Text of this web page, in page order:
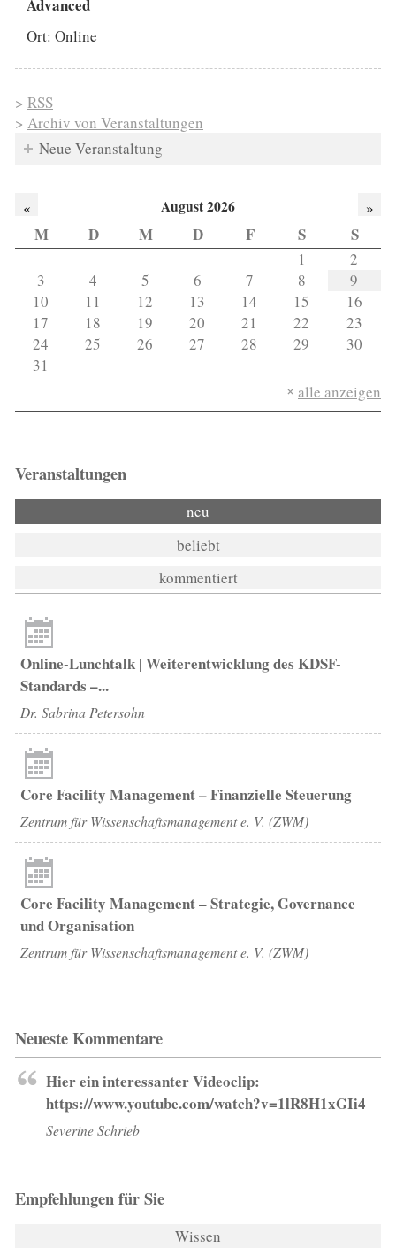
Advanced
Ort: Online
> RSS
> Archiv von Veranstaltungen
Neue Veranstaltung
« August 2026 »
M D M D F S S
1
2
3
4 5 6 7 8
9
10
11 12 13 14 15
16
17
18 19 20 21 22
23
24
25 26 27 28 29
30
31
alle anzeigen
Veranstaltungen
neu
beliebt
kommentiert
Online-Lunchtalk | Weiterentwicklung des KDSF-
Standards –...
Dr. Sabrina Petersohn
Core Facility Management – Finanzielle Steuerung
Zentrum für Wissenschaftsmanagement e. V. (ZWM)
Core Facility Management – Strategie, Governance
und Organisation
Zentrum für Wissenschaftsmanagement e. V. (ZWM)
Neueste Kommentare
Hier ein interessanter Videoclip:
https://www.youtube.com/watch?v=1lR8H1xGIi4
Severine Schrieb
Empfehlungen für Sie
Wissen